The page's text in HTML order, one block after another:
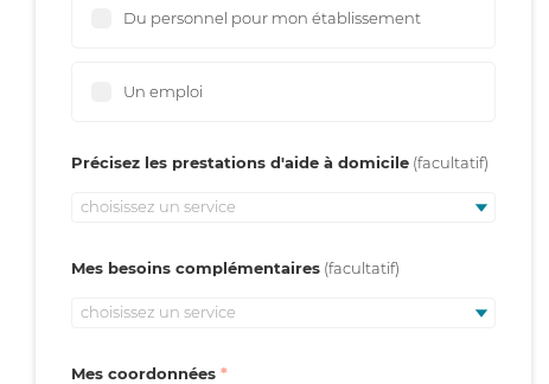
Du personnel pour mon établissement
Un emploi
Précisez les prestations d'aide à domicile
choisissez un service
Mes besoins complémentaires
choisissez un service
Mes coordonnées